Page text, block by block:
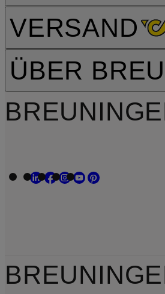
VERSAND
ÜBER